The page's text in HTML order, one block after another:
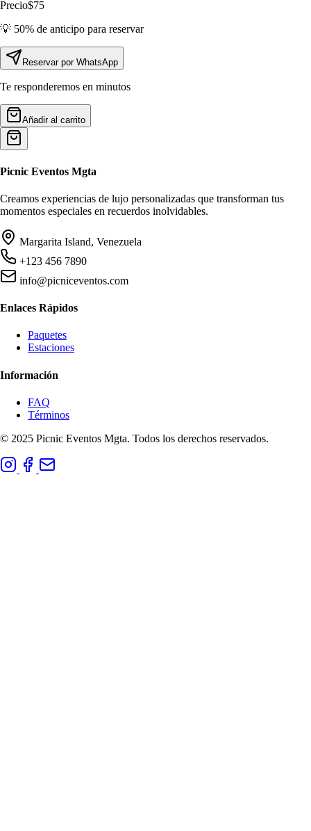
Precio$75
💡 50% de anticipo para reservar
Reservar por WhatsApp
Te responderemos en minutos
Añadir al carrito
Picnic Eventos Mgta
Creamos experiencias de lujo personalizadas que transforman tus
momentos especiales en recuerdos inolvidables.
Margarita Island, Venezuela
+123 456 7890
info@picniceventos.com
Enlaces Rápidos
Paquetes
Estaciones
Información
FAQ
Términos
© 2025 Picnic Eventos Mgta. Todos los derechos reservados.